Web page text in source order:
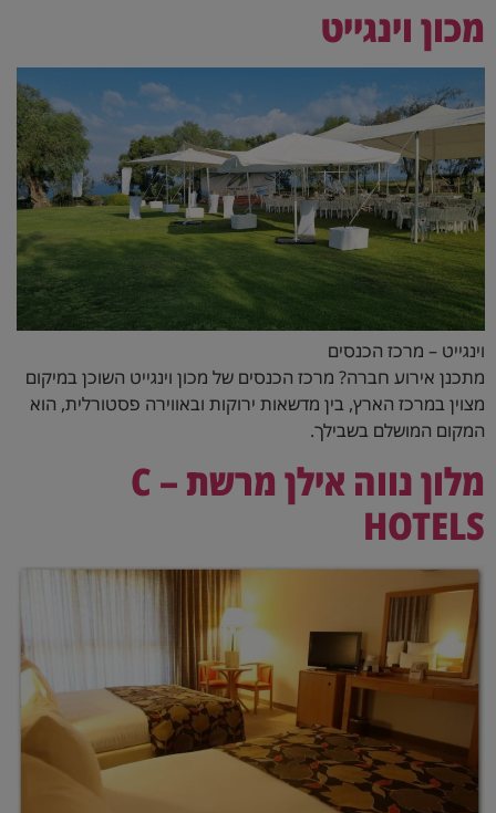
מכון וינגייט
וינגייט – מרכז הכנסים
מתכנן אירוע חברה? מרכז הכנסים של מכון וינגייט השוכן במיקום
מצוין במרכז הארץ, בין מדשאות ירוקות ובאווירה פסטורלית, הוא
המקום המושלם בשבילך.
מלון נווה אילן מרשת C –
HOTELS